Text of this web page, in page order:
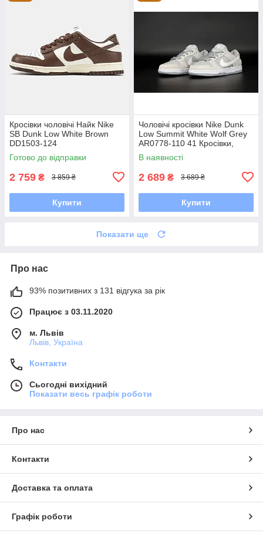
Кросівки чоловічі Найк Nike
SB Dunk Low White Brown
DD1503-124
Готово до відправки
2 759 ₴ 3 859 ₴
Купити
Чоловічі кросівки Nike Dunk
Low Summit White Wolf Grey
AR0778-110 41 Кросівки,
Текстильна, Шнурівка, Товста
підошва, Замша,
В наявності
2 689 ₴ 3 689 ₴
Купити
Показати ще
Про нас
93% позитивних з 131 відгука за рік
Працює з 03.11.2020
м. Львів
Львів, Україна
Контакти
Сьогодні вихідний
Показати весь графік роботи
Про нас
Контакти
Доставка та оплата
Графік роботи